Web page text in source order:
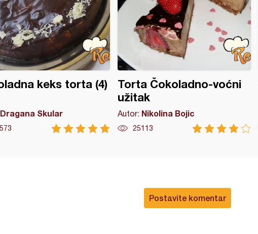
keks torta (4)
Dragana Skular
Torta Čokoladno-voćni
užitak
Autor: Nikolina Bojic
25113
Postavite komentar